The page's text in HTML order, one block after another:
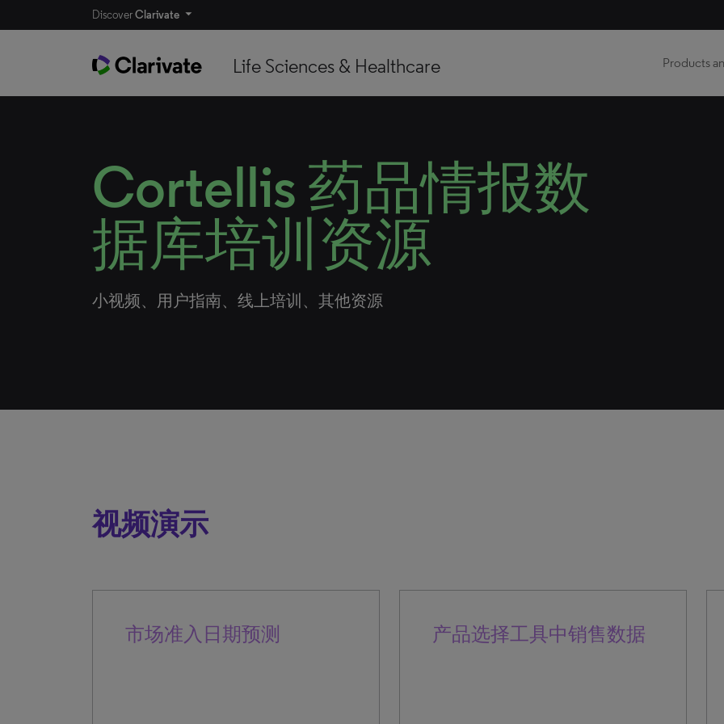
DiscoverClarivate
Life Sciences & Healthcare Products
Cortellis 药品情报数
据库培训资源
小视频、用户指南、线上培训、其他资源
视频演示
市场准入日期预测 产品选择工具中销售数据